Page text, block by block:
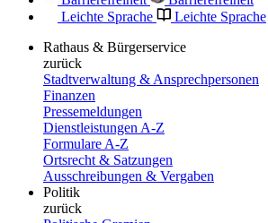
Leichte Sprache
Leichte Sprache
Rathaus & Bürgerservice
zurück
Stadtverwaltung & Ansprechpersonen
Finanzen
Pressemeldungen
Dienstleistungen A-Z
Formulare A-Z
Ortsrecht & Satzungen
Ausschreibungen & Vergaben
Politik
zurück